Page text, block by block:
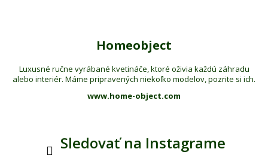
Homeobject
Luxusné ručne vyrábané kvetináče, ktoré oživia každú záhradu
alebo interiér. Máme pripravených niekoľko modelov, pozrite si ich.
www.home-object.com
Sledovať na Instagrame